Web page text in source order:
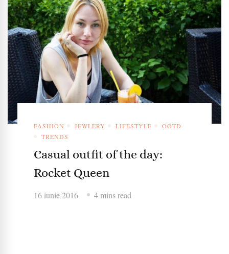
FASHION JEWLERY LIFESTYLE
OOTD
TRENDS
Casual outfit of the day:
Rocket Queen
16 iunie 2016 4 mins read